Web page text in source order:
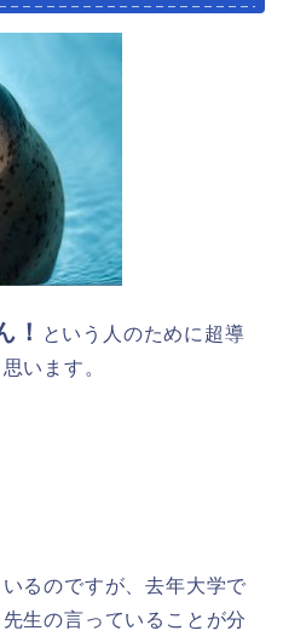
！
という人のために超導
います。
るのですが、去年大学で
生の言っていることが分